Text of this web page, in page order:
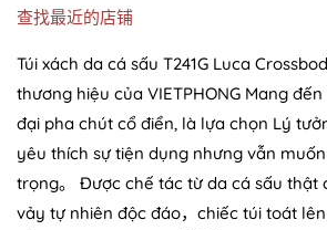
查找最近的店铺
Túi xách da cá sấu T241G Luca
thương hiệu của VIETPHONG Mang
đại pha chút cổ điển, là lựa chọn Lý
yêu thích sự tiện dụng nhưng vẫn
trọng。 Được chế tác từ da cá sấu thật
vảy tự nhiên độc đáo，chiếc túi toát